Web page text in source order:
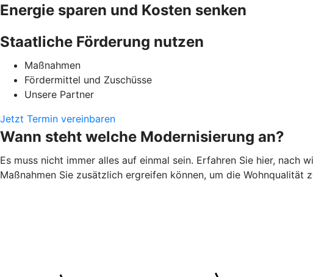
Energie sparen und Kosten senken
Staatliche Förderung nutzen
Maßnahmen
Fördermittel und Zuschüsse
Unsere Partner
Jetzt Termin vereinbaren
Wann steht welche Modernisierung an?
Es muss nicht immer alles auf einmal sein. Erfahren Sie hier, nach
Maßnahmen Sie zusätzlich ergreifen können, um die Wohnqualität